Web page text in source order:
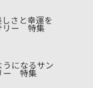
さと幸運を
リー 特集
になるサン
ー 特集